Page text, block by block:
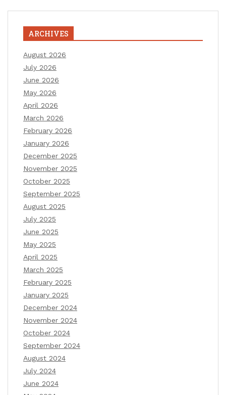
ARCHIVES
August 2026
July 2026
June 2026
May 2026
April 2026
March 2026
February 2026
January 2026
December 2025
November 2025
October 2025
September 2025
August 2025
July 2025
June 2025
May 2025
April 2025
March 2025
February 2025
January 2025
December 2024
November 2024
October 2024
September 2024
August 2024
July 2024
June 2024